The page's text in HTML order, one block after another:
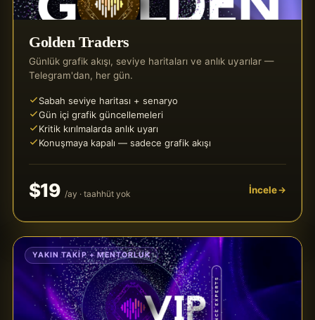
Golden Traders
Günlük grafik akışı, seviye haritaları ve anlık uyarılar —
Telegram'dan, her gün.
Sabah seviye haritası + senaryo
Gün içi grafik güncellemeleri
Kritik kırılmalarda anlık uyarı
Konuşmaya kapalı — sadece grafik akışı
$19 /ay · taahhüt yok İncele
YAKIN TAKIP + MENTORLUK